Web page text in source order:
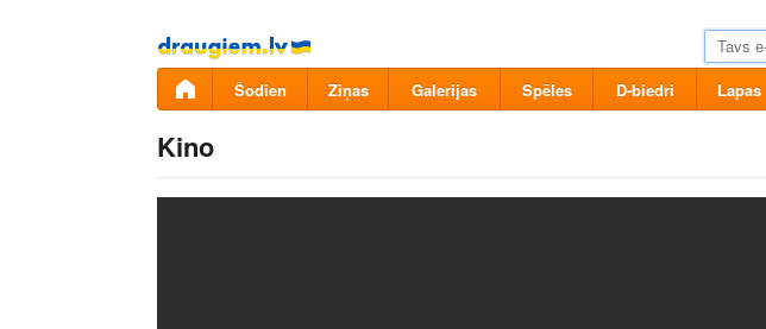
Pāriet
uz
saturu
Šodien Ziņas Galerijas Spēles D-biedri Lapas
Kino